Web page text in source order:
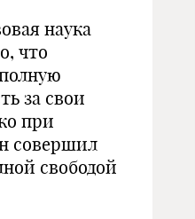
наука
что
за свои
при
совершил
свободой